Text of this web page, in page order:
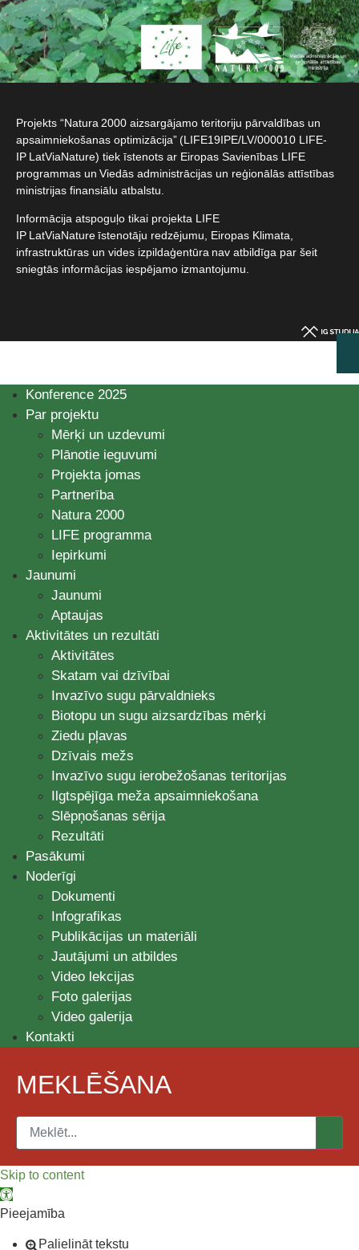
Projekts “Natura 2000 aizsargājamo teritoriju pārvaldības un
apsaimniekošanas optimizācija” (LIFE19IPE/LV/000010 LIFE-
IP LatViaNature) tiek īstenots ar Eiropas Savienības LIFE
programmas un Viedās administrācijas un reģionālās attīstības
ministrijas finansiālu atbalstu.​
Informācija atspoguļo tikai projekta LIFE
IP LatViaNature īstenotāju redzējumu, Eiropas Klimata,
infrastruktūras un vides izpildaģentūra nav atbildīga par šeit
sniegtās informācijas iespējamo izmantojumu.​
Konference 2025
Par projektu
Mērķi un uzdevumi
Plānotie ieguvumi
Projekta jomas
Partnerība
Natura 2000
LIFE programma
Iepirkumi
Jaunumi
Jaunumi
Aptaujas
Aktivitātes un rezultāti
Aktivitātes
Skatam vai dzīvībai
Invazīvo sugu pārvaldnieks
Biotopu un sugu aizsardzības mērķi
Ziedu pļavas
Dzīvais mežs
Invazīvo sugu ierobežošanas teritorijas
Ilgtspējīga meža apsaimniekošana
Slēpņošanas sērija
Rezultāti
Pasākumi
Noderīgi
Dokumenti
Infografikas
Publikācijas un materiāli
Jautājumi un atbildes
Video lekcijas
Foto galerijas
Video galerija
Kontakti
MEKLĒŠANA
Skip to content
Open toolbar
Pieejamība
Palielināt tekstu